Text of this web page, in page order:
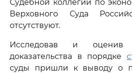
Судебной коллегии по
Верховного Суда
отсутствуют.
Исследовав и оценив
доказательства в порядке
суды пришли к выводу о